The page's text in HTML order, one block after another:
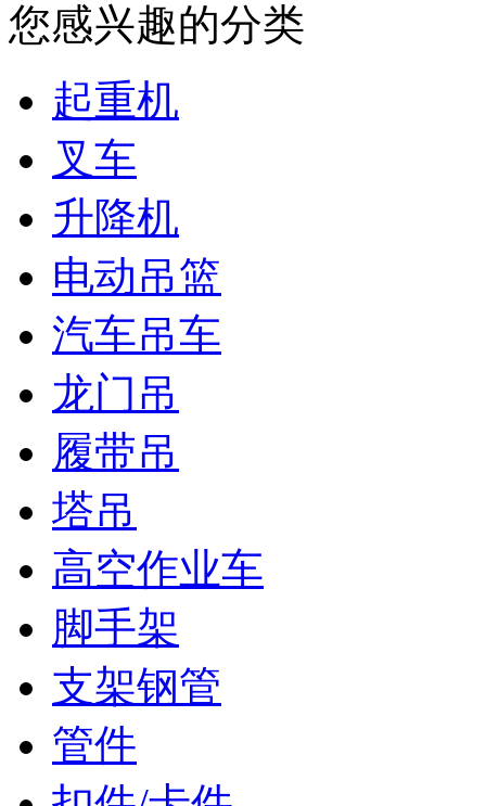
您感兴趣的分类
起重机
叉车
升降机
电动吊篮
汽车吊车
龙门吊
履带吊
塔吊
高空作业车
脚手架
支架钢管
管件